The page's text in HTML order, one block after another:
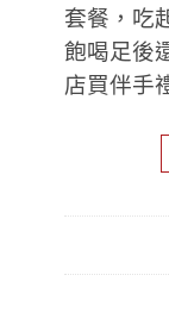
套餐，吃
飽喝足後
店買伴手